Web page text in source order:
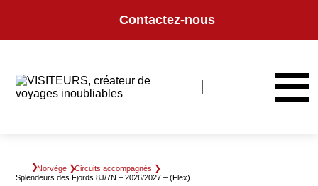
Contactez-nous
Norvège
Circuits accompagnés
Splendeurs des Fjords 8J/7N – 2026/2027 – (Flex)